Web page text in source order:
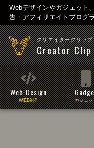
Webデザインやガジェット
告・アフィリエイトプログ
クリエイタークリップ
Creator Clip
Web Design
WEB制作 ガジェッ